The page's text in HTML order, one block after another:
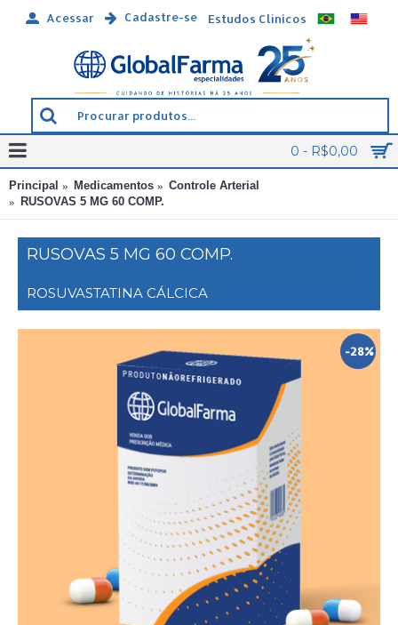
Acessar Cadastre-se Estudos Clínicos
0 - R$0,00
Principal Medicamentos
Controle Arterial
RUSOVAS 5 MG 60 COMP.
RUSOVAS 5 MG 60 COMP.
ROSUVASTATINA CÁLCICA
-28%